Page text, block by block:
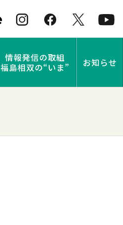
情報発信の取組
福島相双の“いま”
お知らせ